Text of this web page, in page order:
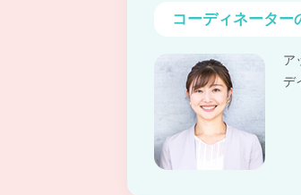
コーディネーター
ア
デ